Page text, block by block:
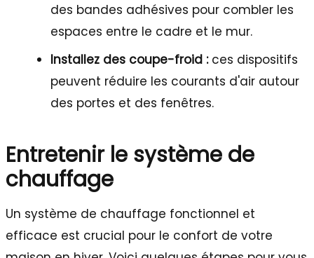
des bandes adhésives pour combler les
espaces entre le cadre et le mur.
Installez des coupe-froid :ces dispositifs
peuvent réduire les courants d'air autour
des portes et des fenêtres.
Entretenir le système de
chauffage
Un système de chauffage fonctionnel et
efficace est crucial pour le confort de votre